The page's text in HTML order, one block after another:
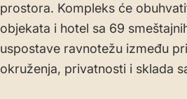
prostora. Kompleks će
objekata i hotel sa 69
uspostave ravnotežu između
okruženja, privatnosti i sklada